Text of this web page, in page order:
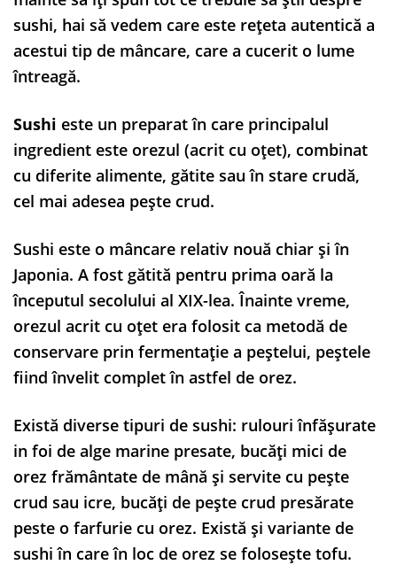
sushi, hai să vedem care este rețeta autentică a
acestui tip de mâncare, care a cucerit o lume
întreagă.
Sushi este un preparat în care principalul
ingredient este orezul (acrit cu oțet), combinat
cu diferite alimente, gătite sau în stare crudă,
cel mai adesea pește crud.
Sushi este o mâncare relativ nouă chiar și în
Japonia. A fost gătită pentru prima oară la
începutul secolului al XIX-lea. Înainte vreme,
orezul acrit cu oțet era folosit ca metodă de
conservare prin fermentație a peștelui, peștele
fiind învelit complet în astfel de orez.
Există diverse tipuri de sushi: rulouri înfășurate
in foi de alge marine presate, bucăți mici de
orez frământate de mână și servite cu pește
crud sau icre, bucăți de pește crud presărate
peste o farfurie cu orez. Există și variante de
sushi în care în loc de orez se folosește tofu.